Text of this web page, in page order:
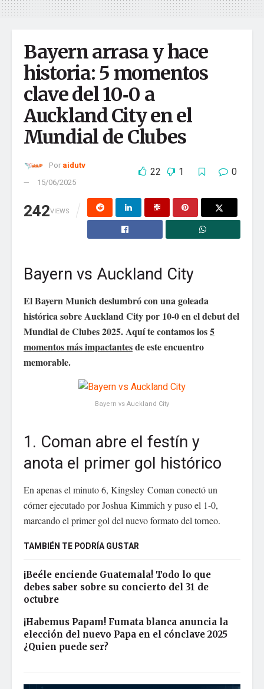
aidutv
campos obligatorios están marcados con *
Nombre*
Correo electrónico*
Guarda mi nombre, correo electrónico y web en
este navegador para la próxima vez que comente.
Bayern arrasa y hace
historia: 5 momentos
clave del 10‑0 a
Auckland City en el
Mundial de Clubes
Por aidutv
15/06/2025
22 1 0
242VIEWS
Bayern vs Auckland City
El Bayern Munich deslumbró con una goleada
histórica sobre Auckland City por 10‑0 en el debut del
Mundial de Clubes 2025. Aquí te contamos los5
momentos más impactantesde este encuentro
memorable.
Bayern vs Auckland City
1. Coman abre el festín y
anota el primer gol histórico
En apenas el minuto 6, Kingsley Coman conectó un
córner ejecutado por Joshua Kimmich y puso el 1‑0,
marcando el primer gol del nuevo formato del torneo.
TAMBIÉN TE PODRÍA GUSTAR
¡Beéle enciende Guatemala! Todo lo que
debes saber sobre su concierto del 31 de
octubre
¡Habemus Papam! Fumata blanca anuncia la
elección del nuevo Papa en el cónclave 2025
¿Quien puede ser?